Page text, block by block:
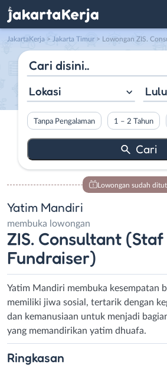
JakartaKerja > Jakarta Timur > Lowongan ZIS.
Lokasi
Tanpa Pengalaman 1 – 2 Tahun
Lowongan sudah
Yatim Mandiri
membuka lowongan
ZIS. Consultant (Staf
Fundraiser)
Yatim Mandiri membuka kesempatan
memiliki jiwa sosial, tertarik dengan
dan kemanusiaan untuk menjadi
yang memandirikan yatim dhuafa.
Ringkasan